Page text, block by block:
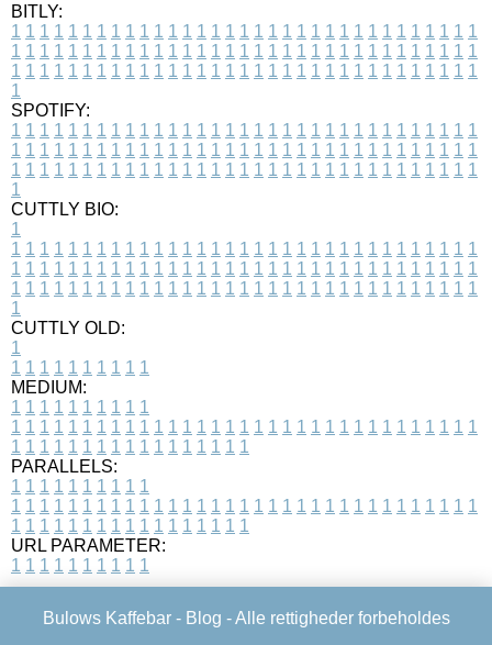
BITLY:
1 1 1 1 1 1 1 1 1 1 1 1 1 1 1 1 1 1 1 1 1 1 1 1 1 1 1 1 1 1 1 1 1
1 1 1 1 1 1 1 1 1 1 1 1 1 1 1 1 1 1 1 1 1 1 1 1 1 1 1 1 1 1 1 1 1
1 1 1 1 1 1 1 1 1 1 1 1 1 1 1 1 1 1 1 1 1 1 1 1 1 1 1 1 1 1 1 1 1
1
SPOTIFY:
1 1 1 1 1 1 1 1 1 1 1 1 1 1 1 1 1 1 1 1 1 1 1 1 1 1 1 1 1 1 1 1 1
1 1 1 1 1 1 1 1 1 1 1 1 1 1 1 1 1 1 1 1 1 1 1 1 1 1 1 1 1 1 1 1 1
1 1 1 1 1 1 1 1 1 1 1 1 1 1 1 1 1 1 1 1 1 1 1 1 1 1 1 1 1 1 1 1 1
1
CUTTLY BIO:
1
1 1 1 1 1 1 1 1 1 1 1 1 1 1 1 1 1 1 1 1 1 1 1 1 1 1 1 1 1 1 1 1 1
1 1 1 1 1 1 1 1 1 1 1 1 1 1 1 1 1 1 1 1 1 1 1 1 1 1 1 1 1 1 1 1 1
1 1 1 1 1 1 1 1 1 1 1 1 1 1 1 1 1 1 1 1 1 1 1 1 1 1 1 1 1 1 1 1 1
1
CUTTLY OLD:
1
1 1 1 1 1 1 1 1 1 1
MEDIUM:
1 1 1 1 1 1 1 1 1 1
1 1 1 1 1 1 1 1 1 1 1 1 1 1 1 1 1 1 1 1 1 1 1 1 1 1 1 1 1 1 1 1 1
1 1 1 1 1 1 1 1 1 1 1 1 1 1 1 1 1
PARALLELS:
1 1 1 1 1 1 1 1 1 1
1 1 1 1 1 1 1 1 1 1 1 1 1 1 1 1 1 1 1 1 1 1 1 1 1 1 1 1 1 1 1 1 1
1 1 1 1 1 1 1 1 1 1 1 1 1 1 1 1 1
URL PARAMETER:
1 1 1 1 1 1 1 1 1 1
Bulows Kaffebar - Blog - Alle rettigheder forbeholdes